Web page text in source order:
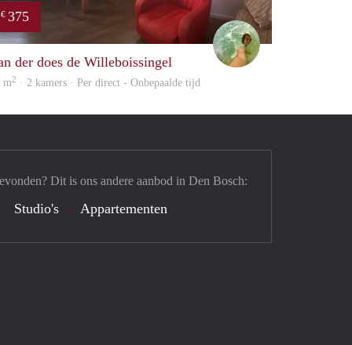
€ 375
Leendert
der does de Willeboissingel
m2 · 2 kamers · Per direct - Onbepaalde tijd
Dit is ons andere aanbod in Den Bosch:
Studio's Appartementen